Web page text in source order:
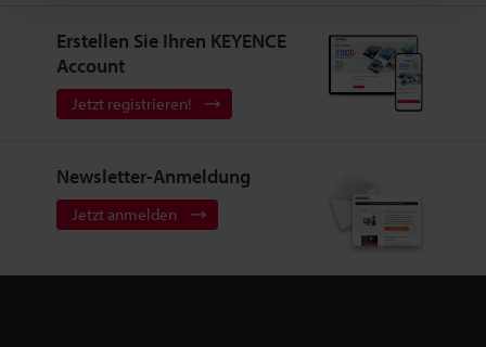
Erstellen Sie Ihren KEYENCE
Account
Jetzt registrieren!
Newsletter-Anmeldung
Jetzt anmelden